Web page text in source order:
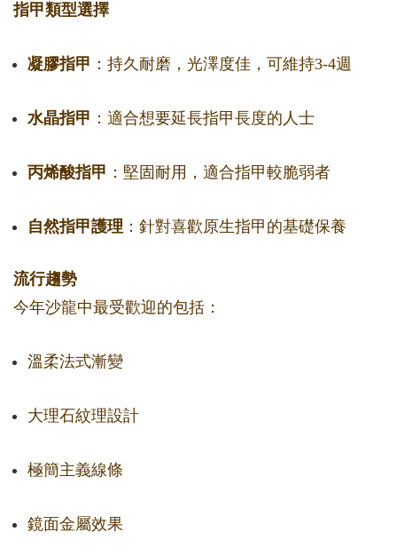
指甲類型選擇
凝膠指甲 ：持久耐磨，光澤度佳，可維持3-4週
水晶指甲 ：適合想要延長指甲長度的人士
丙烯酸指甲 ：堅固耐用，適合指甲較脆弱者
自然指甲護理 ：針對喜歡原生指甲的基礎保養
流行趨勢
今年沙龍中最受歡迎的包括：
溫柔法式漸變
大理石紋理設計
極簡主義線條
鏡面金屬效果